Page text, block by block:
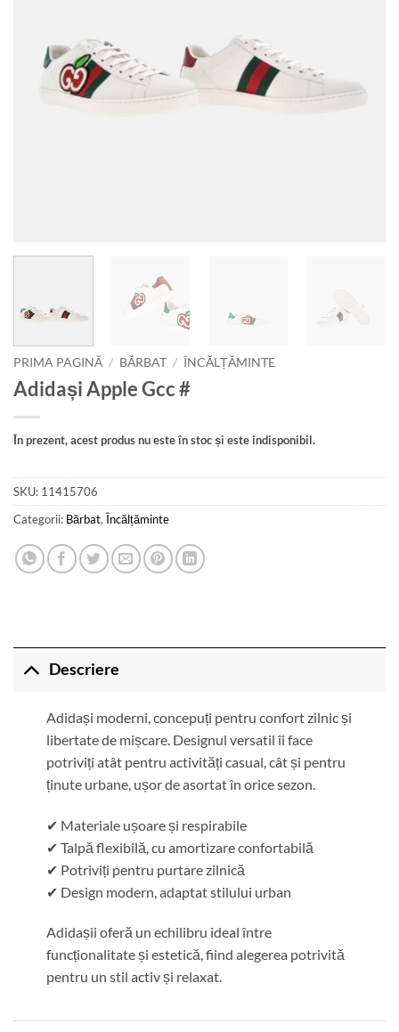
PRIMA PAGINĂ / BĂRBAT / ÎNCĂLȚĂMINTE
Adidași Apple Gcc #
În prezent, acest produs nu este în stoc și este indisponibil.
SKU: 11415706
Categorii: Bărbat, Încălțăminte
Descriere
Adidași moderni, concepuți pentru confort zilnic și
libertate de mișcare. Designul versatil îi face
potriviți atât pentru activități casual, cât și pentru
ținute urbane, ușor de asortat în orice sezon.
✔ Materiale ușoare și respirabile
✔ Talpă flexibilă, cu amortizare confortabilă
✔ Potriviți pentru purtare zilnică
✔ Design modern, adaptat stilului urban
Adidașii oferă un echilibru ideal între
funcționalitate și estetică, fiind alegerea potrivită
pentru un stil activ și relaxat.